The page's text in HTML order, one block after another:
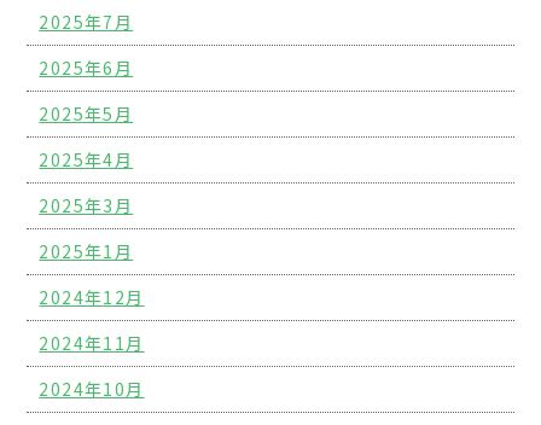
2025年7月
2025年6月
2025年5月
2025年4月
2025年3月
2025年1月
2024年12月
2024年11月
2024年10月